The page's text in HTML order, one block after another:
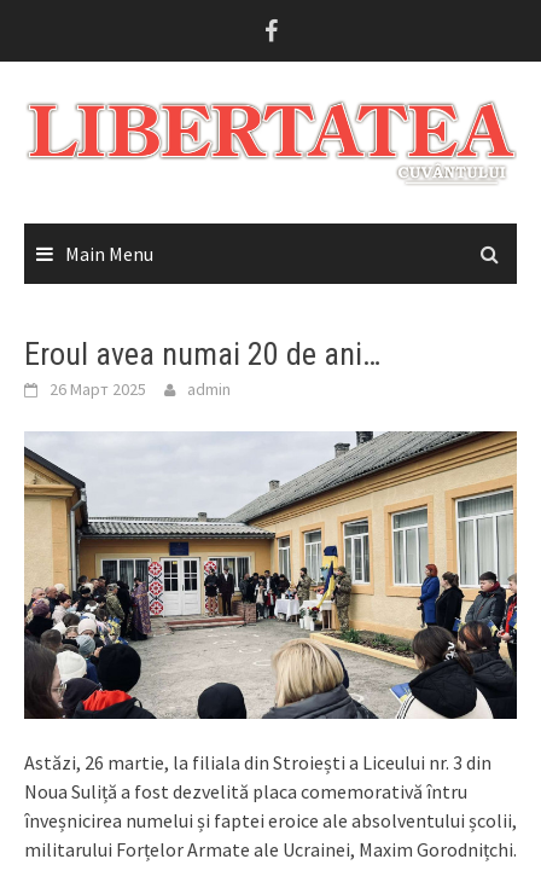
Main Menu
Eroul avea numai 20 de ani…
26 Март 2025 admin
Astăzi, 26 martie, la filiala din Stroiești a Liceului nr. 3 din
Noua Suliță a fost dezvelită placa comemorativă întru
înveșnicirea numelui și faptei eroice ale absolventului școlii,
militarului Forțelor Armate ale Ucrainei, Maxim Gorodnițchi.